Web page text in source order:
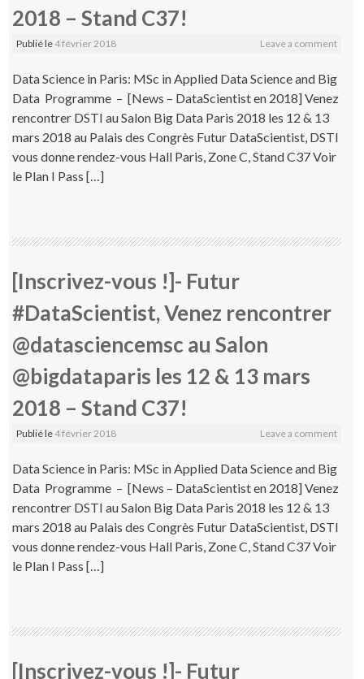
2018 – Stand C37!
Publié le 4 février 2018 Leave a comment
Data Science in Paris: MSc in Applied Data Science and Big
Data Programme – [News – DataScientist en 2018] Venez
rencontrer DSTI au Salon Big Data Paris 2018 les 12 & 13
mars 2018 au Palais des Congrès Futur DataScientist, DSTI
vous donne rendez-vous Hall Paris, Zone C, Stand C37 Voir
le Plan I Pass […]
[Inscrivez-vous !]- Futur
#DataScientist, Venez rencontrer
@datasciencemsc au Salon
@bigdataparis les 12 & 13 mars
2018 – Stand C37!
Publié le 4 février 2018 Leave a comment
Data Science in Paris: MSc in Applied Data Science and Big
Data Programme – [News – DataScientist en 2018] Venez
rencontrer DSTI au Salon Big Data Paris 2018 les 12 & 13
mars 2018 au Palais des Congrès Futur DataScientist, DSTI
vous donne rendez-vous Hall Paris, Zone C, Stand C37 Voir
le Plan I Pass […]
[Inscrivez-vous !]- Futur